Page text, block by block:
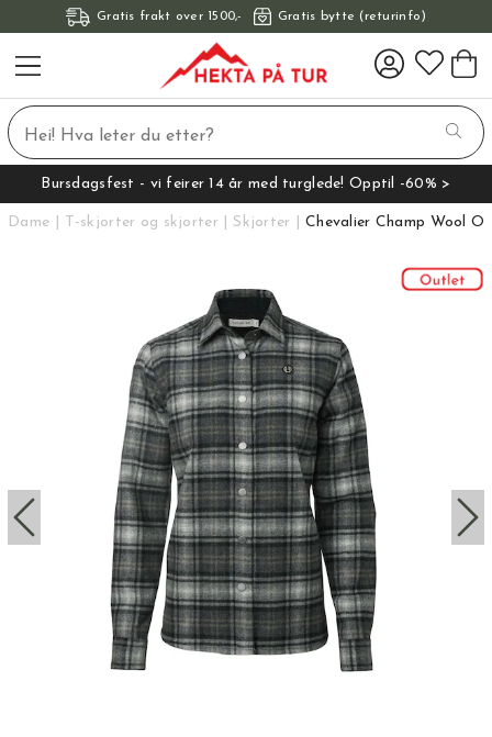
Gratis frakt over 1500,- Gratis bytte (returinfo)
Bursdagsfest - vi feirer 14 år med turglede! Opptil -60% >
Dame T-skjorter og skjorter Skjorter Chevalier Champ Wool